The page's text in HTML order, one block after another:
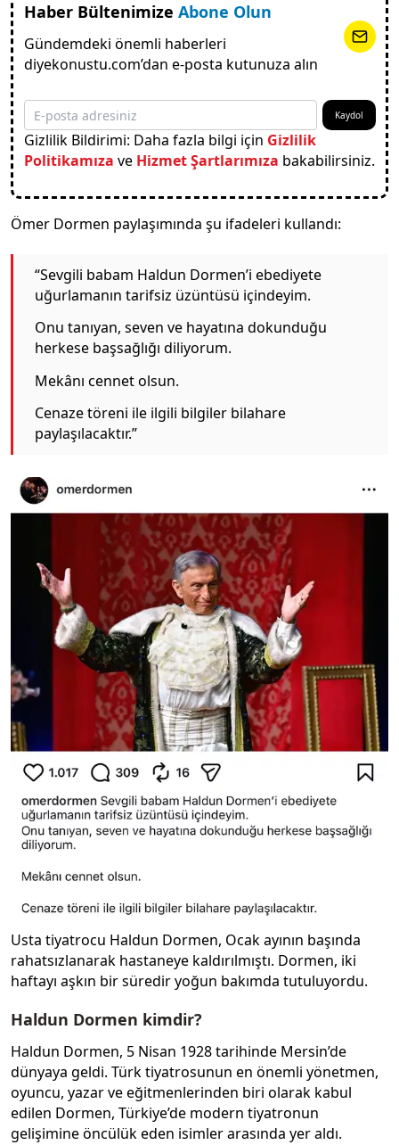
Haber Bültenimize Abone Olun
Gündemdeki önemli haberleri
diyekonustu.com’dan e-posta kutunuza alın
Kaydol
Gizlilik Bildirimi: Daha fazla bilgi için Gizlilik
Politikamıza ve Hizmet Şartlarımıza bakabilirsiniz.
Ömer Dormen paylaşımında şu ifadeleri kullandı:
“Sevgili babam Haldun Dormen’i ebediyete
uğurlamanın tarifsiz üzüntüsü içindeyim.
Onu tanıyan, seven ve hayatına dokunduğu
herkese başsağlığı diliyorum.
Mekânı cennet olsun.
Cenaze töreni ile ilgili bilgiler bilahare
paylaşılacaktır.”
Usta tiyatrocu Haldun Dormen, Ocak ayının başında
rahatsızlanarak hastaneye kaldırılmıştı. Dormen, iki
haftayı aşkın bir süredir yoğun bakımda tutuluyordu.
Haldun Dormen kimdir?
Haldun Dormen, 5 Nisan 1928 tarihinde Mersin’de
dünyaya geldi. Türk tiyatrosunun en önemli yönetmen,
oyuncu, yazar ve eğitmenlerinden biri olarak kabul
edilen Dormen, Türkiye’de modern tiyatronun
gelişimine öncülük eden isimler arasında yer aldı.